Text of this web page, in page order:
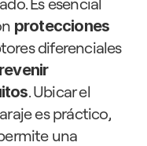
protecciones
diferenciales
. Ubicar el
es práctico,
una